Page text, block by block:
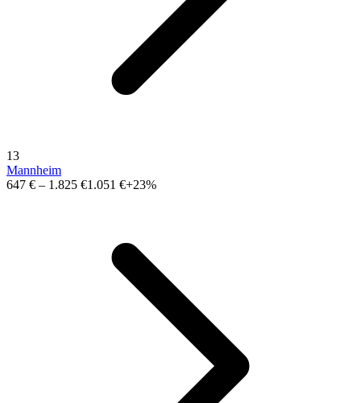
13
Mannheim
647 € – 1.825 €1.051 €+23%